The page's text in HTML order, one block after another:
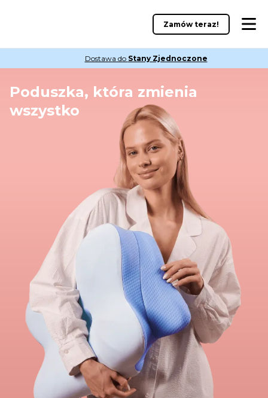
Zamów teraz!
Dostawa do Stany Zjednoczone
Poduszka, która zmienia
wszystko